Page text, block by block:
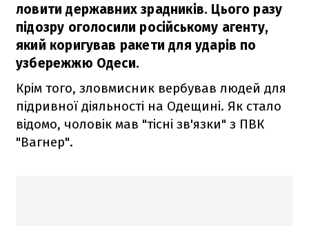
ловити державних зрадників. Цього разу
підозру оголосили російському агенту,
який коригував ракети для ударів по
узбережжю Одеси.
Крім того, зловмисник вербував людей для
підривної діяльності на Одещині. Як стало
відомо, чоловік мав "тісні зв'язки" з ПВК
"Вагнер".